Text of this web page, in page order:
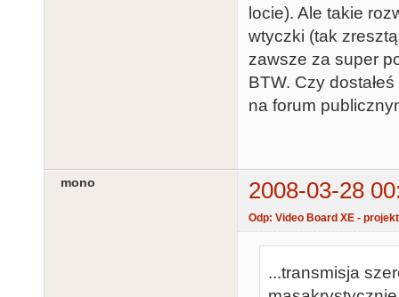
locie). Ale takie
wtyczki (tak
zawsze za super
BTW. Czy
na forum
mono 2008-03-28
Odp: Video Board XE -
...transmisja